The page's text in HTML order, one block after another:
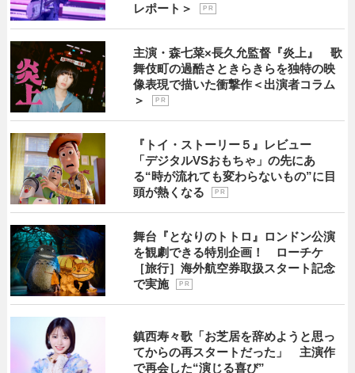
レポート＞
P R
主演・森七菜×長久允監督『炎上』 歌
舞伎町の過酷さときらきらを独特の映
像表現で描いた衝撃作＜出演者コラム
＞
P R
『トイ・ストーリー５』レビュー
「デジタルVSおもちゃ」の先にあ
る“時が流れても変わらないもの”に目
頭が熱くなる
P R
舞台『となりのトトロ』ロンドン公演
を観劇できる特別企画！ ローチケ
［旅行］海外航空券取扱スタート記念
で実施
P R
鎮西寿々歌「お芝居を辞めようと思っ
てからの再スタートだった」 主演作
で再会した“演じる喜び”